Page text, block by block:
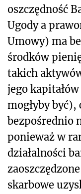
oszczędność
Ugody a
Umowy) ma
środków
takich
jego
mogłyby być),
bezpośrednio
ponieważ w
działalności
skarbowe